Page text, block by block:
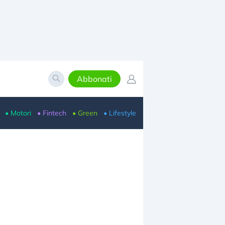
Abbonati
• Motori • Fintech • Green • Lifestyle